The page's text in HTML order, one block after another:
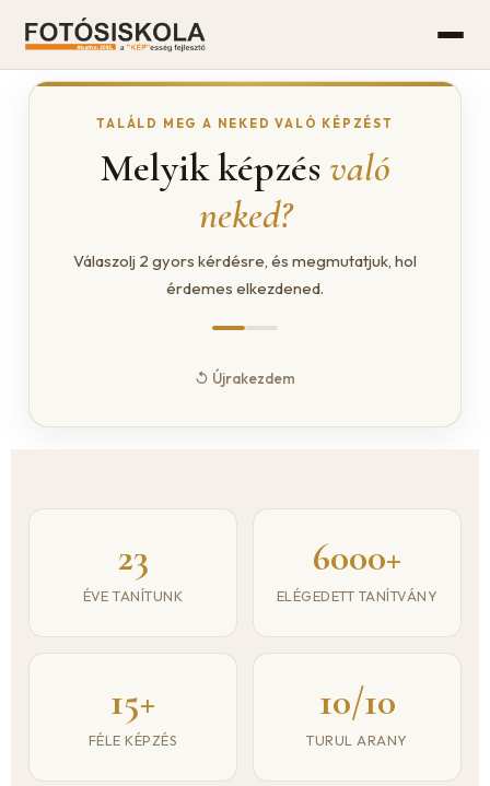
TALÁLD MEG A NEKED VALÓ KÉPZÉST
Melyik képzés való
neked?
Válaszolj 2 gyors kérdésre, és megmutatjuk, hol
érdemes elkezdened.
↺ Újrakezdem
23
ÉVE TANÍTUNK
6000+
ELÉGEDETT TANÍTVÁNY
15+
FÉLE KÉPZÉS
10/10
TURUL ARANY